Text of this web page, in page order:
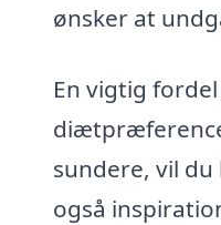
ønsker at
En vigtig
sundere, vil
også